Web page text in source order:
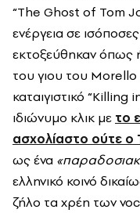
“The Ghost of Tom
ενέργεια σε
εκτοξεύθηκαν όπως
του γιου του Morello
καταιγιστικό “Killing
ιδιώνυμο κλικ με το
ασχολίαστο ούτε o
ως ένα
ελληνικό κοινό
ζήλο τα χρέη των